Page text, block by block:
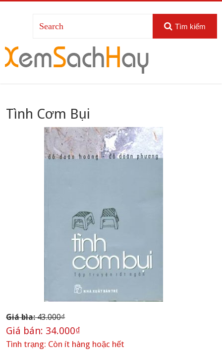
Tìm kiếm
Tình Cơm Bụi
Giá bìa:43.000₫
Giá bán: 34.000₫
Tình trạng: Còn ít hàng hoặc hết